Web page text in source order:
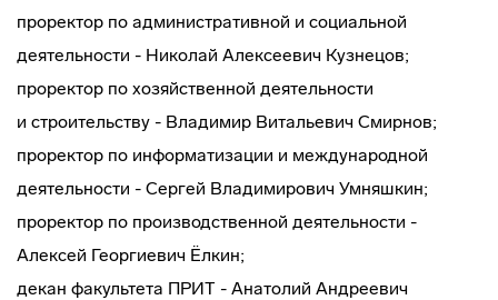
проректор по административной и социальной
деятельности - Николай Алексеевич Кузнецов;
проректор по хозяйственной деятельности
и строительству - Владимир Витальевич Смирнов;
проректор по информатизации и международной
деятельности - Сергей Владимирович Умняшкин;
проректор по производственной деятельности -
Алексей Георгиевич Ёлкин;
декан факультета ПРИТ - Анатолий Андреевич